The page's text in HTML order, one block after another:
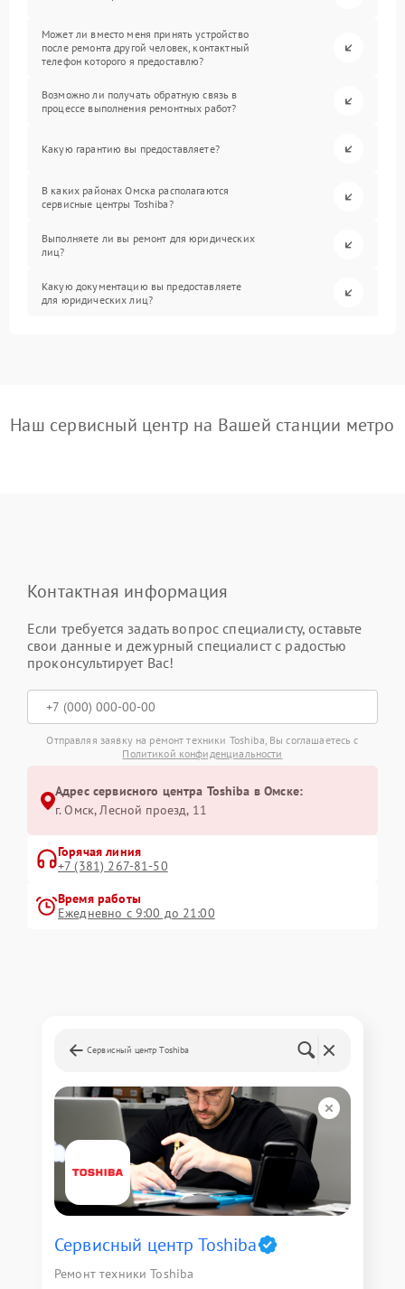
Может ли вместо меня принять устройство
после ремонта другой человек, контактный
телефон которого я предоставлю?
Возможно ли получать обратную связь в
процессе выполнения ремонтных работ?
Какую гарантию вы предоставляете?
В каких районах Омска располагаются
сервисные центры Toshiba?
Выполняете ли вы ремонт для юридических
лиц?
Какую документацию вы предоставляете
для юридических лиц?
Наш сервисный центр на Вашей станции метро
Контактная информация
Если требуется задать вопрос специалисту, оставьте
свои данные и дежурный специалист с радостью
проконсультирует Вас!
Отправляя заявку на ремонт техники Toshiba, Вы соглашаетесь с
Политикой конфиденциальности
Адрес сервисного центра Toshiba в Омске:
г. Омск, ​Лесной проезд, 11
Горячая линия
+7 (381) 267-81-50
Время работы
Ежедневно с 9:00 до 21:00
Сервисный центр Toshiba
Сервисный центр Toshiba
Ремонт техники Toshiba